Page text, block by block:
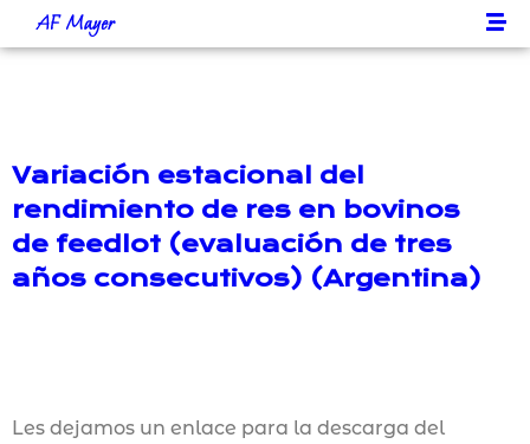
AF Mayer
Variación estacional del
rendimiento de res en bovinos
de feedlot (evaluación de tres
años consecutivos) (Argentina)
Les dejamos un enlace para la descarga del